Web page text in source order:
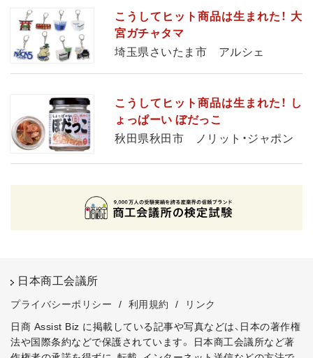
こうしてヒット商品は生まれた！ 大
宮ガチャタマ
埼玉県さいたま市 アルシェ
こうしてヒット商品は生まれた！ し
ょっぱーい ぼだっこ
秋田県秋田市 ノリット・ジャポン
日本商工会議所
プライバシーポリシー / 利用規約 /
リンク
日商 Assist Biz に掲載している記事や写真などは、日本の著作権
法や国際条約などで保護されています。
日本商工会議所など著